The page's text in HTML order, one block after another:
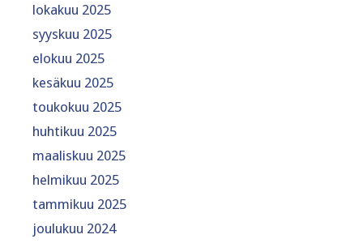
lokakuu 2025
syyskuu 2025
elokuu 2025
kesäkuu 2025
toukokuu 2025
huhtikuu 2025
maaliskuu 2025
helmikuu 2025
tammikuu 2025
joulukuu 2024